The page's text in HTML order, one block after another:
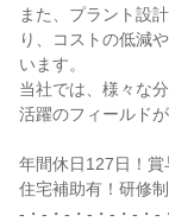
また、プラント設
り、コストの低減
います。
当社では、様々な
活躍のフィールド
年間休日127日！賞
住宅補助有！研修制
-・-・-・-・-・-・-